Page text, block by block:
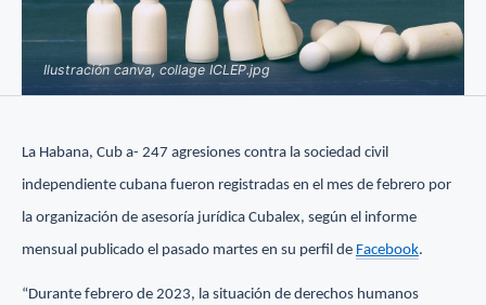
Ilustración canva, collage ICLEP.jpg
La Habana, Cub a- 247 agresiones contra la sociedad civil
independiente cubana fueron registradas en el mes de febrero por
la organización de asesoría jurídica Cubalex, según el informe
mensual publicado el pasado martes en su perfil de Facebook.
“Durante febrero de 2023, la situación de derechos humanos